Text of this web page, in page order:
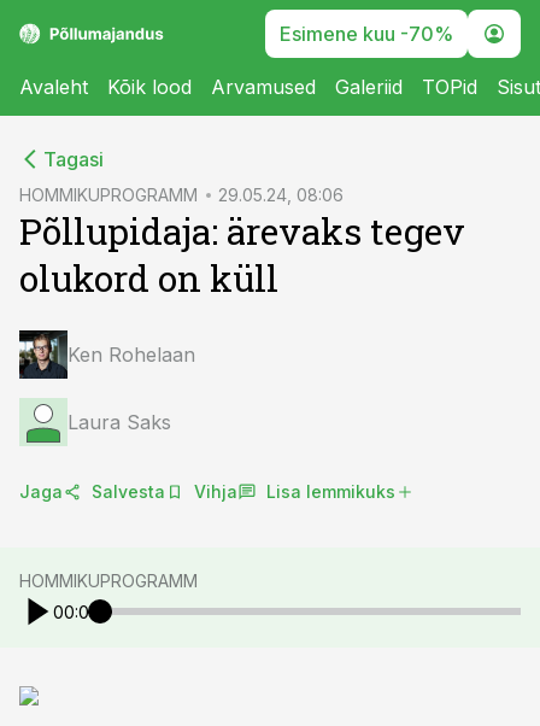
Esimene kuu -70%
Avaleht Kõik lood Arvamused Galeriid TOPid
Tagasi
HOMMIKUPROGRAMM 29.05.24, 08:06
Põllupidaja: ärevaks tegev
olukord on küll
Ken Rohelaan
Laura Saks
Jaga Salvesta Vihja Lisa lemmikuks
HOMMIKUPROGRAMM
00:00